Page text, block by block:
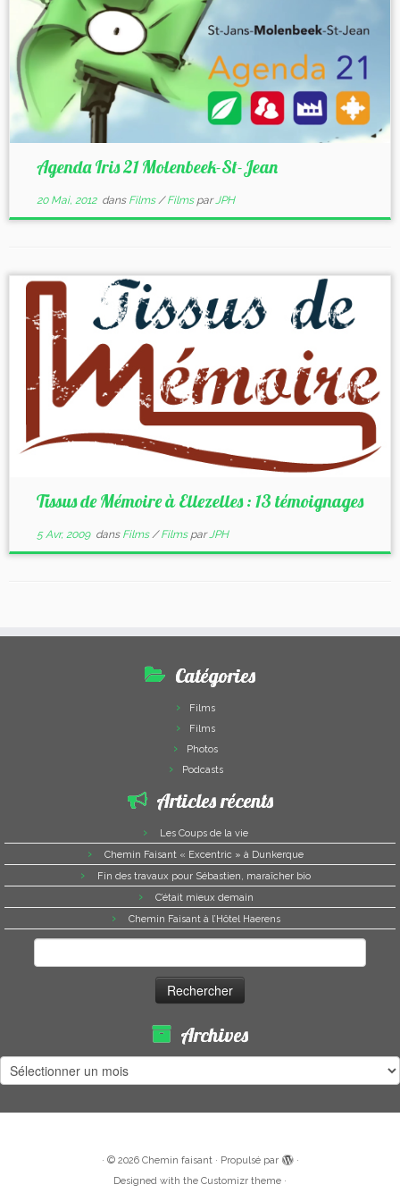
Agenda Iris 21 Molenbeek-St-Jean
20 Mai, 2012dans Films/Films parJPH
Tissus de Mémoire à Ellezelles : 13 témoignages
5 Avr, 2009dans Films/Films parJPH
Catégories
Films
Films
Photos
Podcasts
Articles récents
Les Coups de la vie
Chemin Faisant « Excentric » à Dunkerque
Fin des travaux pour Sébastien, maraîcher bio
C’était mieux demain
Chemin Faisant à l’Hôtel Haerens
Archives
Archives
· © 2026 Chemin faisant· Propulsé par
·
Designed with the Customizr theme ·